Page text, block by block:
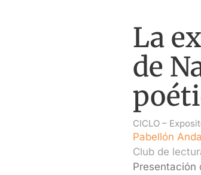
La
de
CICLO –
Pabellón
Club de
Presentación